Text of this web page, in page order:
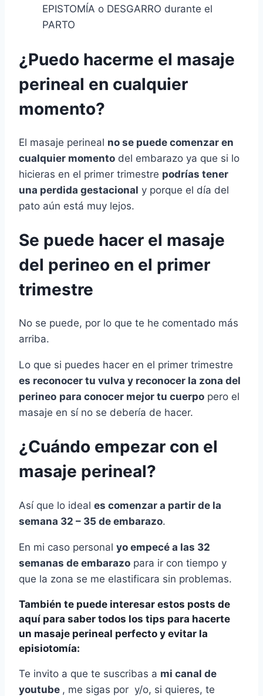
EPISTOMÍA o DESGARRO durante el
PARTO
¿Puedo hacerme el masaje
perineal en cualquier
momento?
El masaje perineal no se puede comenzar en
cualquier momento del embarazo ya que si lo
hicieras en el primer trimestre podrías tener
una perdida gestacional y porque el día del
pato aún está muy lejos.
Se puede hacer el masaje
del perineo en el primer
trimestre
No se puede, por lo que te he comentado más
arriba.
Lo que si puedes hacer en el primer trimestre
es reconocer tu vulva y reconocer la zona del
perineo para conocer mejor tu cuerpo pero el
masaje en sí no se debería de hacer.
¿Cuándo empezar con el
masaje perineal?
Así que lo ideal es comenzar a partir de la
semana 32 – 35 de embarazo.
En mi caso personal yo empecé a las 32
semanas de embarazo para ir con tiempo y
que la zona se me elastificara sin problemas.
También te puede interesar estos posts de
aquí para saber todos los tips para hacerte
un masaje perineal perfecto y evitar la
episiotomía:
Te invito a que te suscribas a mi canal de
youtube , me sigas por y/o, si quieres, te